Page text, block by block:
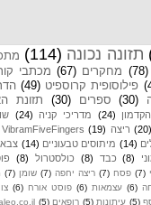
תזונה נכונה (114)
(78) מחקרים (67) מכתבי
פילוסופית קרוספיט (49)
(30) ספרים (30)
תזונת
(24) מדריכי קניה (24)
(20) ריצה (19)
VibramFiveFingers
(14) מיתוסים טבעוניים (14) צבא
(8) כבד (8) כולסטרול (8)
(7) פסח (7) ריצה יחפה (7) שומן (7)
(6) עצמאות (6) פוסט אורח (6)
(5) עיתונות (5) רופאים (5)